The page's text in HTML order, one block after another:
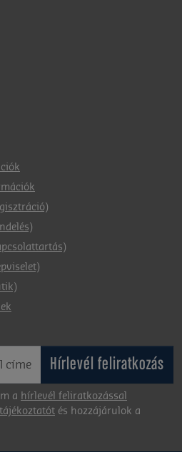
Hírlevél feliratkozás
a hírlevél feliratkozással
és hozzájárulok a